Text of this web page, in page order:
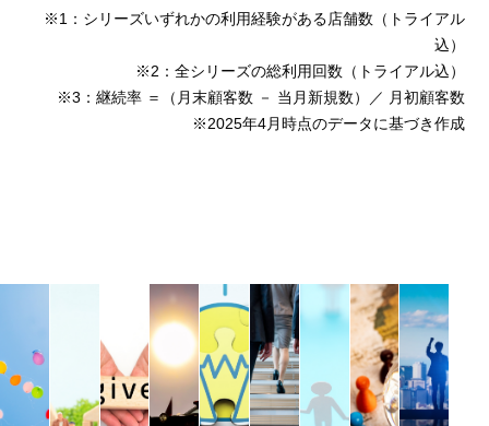
※1：シリーズいずれかの利用経験がある店舗数（トライアル
込）
※2：全シリーズの総利用回数（トライアル込）
※3：継続率 ＝（月末顧客数 － 当月新規数）／ 月初顧客数
※2025年4月時点のデータに基づき作成